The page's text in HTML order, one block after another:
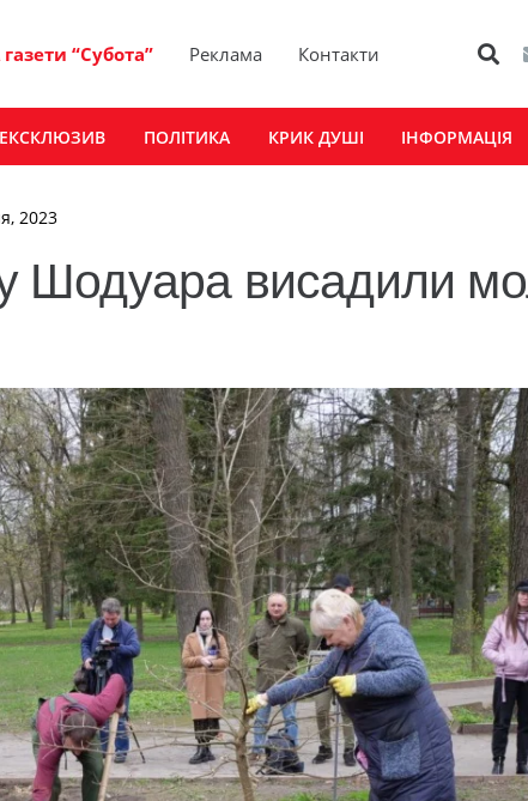
“Субота” Реклама Контакти
ПОЛІТИКА КРИК ДУШІ ІНФОРМАЦІЯ
2023
Шодуара висадили